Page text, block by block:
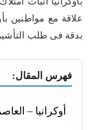
علاقة مع مواطنين
بدقة فى طلب
فهرس المقال:
أوكرانيا –